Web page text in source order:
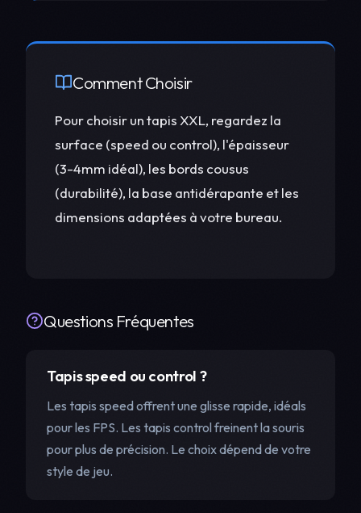
Comment Choisir
Pour choisir un tapis XXL, regardez la
surface (speed ou control), l'épaisseur
(3-4mm idéal), les bords cousus
(durabilité), la base antidérapante et les
dimensions adaptées à votre bureau.
Questions Fréquentes
Tapis speed ou control ?
Les tapis speed offrent une glisse rapide, idéals
pour les FPS. Les tapis control freinent la souris
pour plus de précision. Le choix dépend de votre
style de jeu.